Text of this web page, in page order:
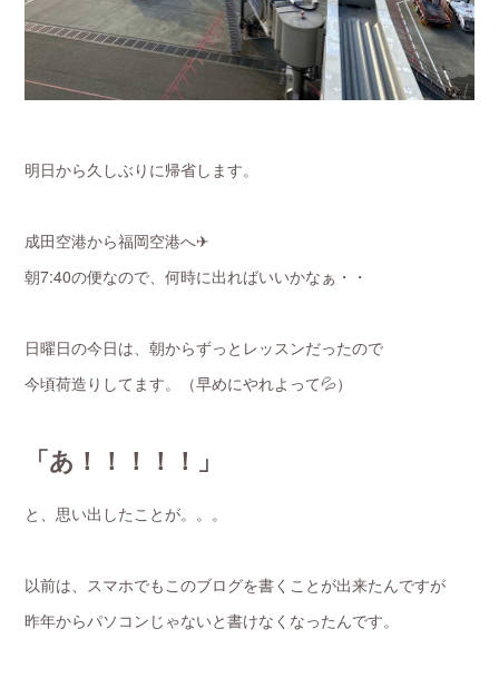
明日から久しぶりに帰省します。
成田空港から福岡空港へ✈
朝7:40の便なので、何時に出ればいいかなぁ・・
日曜日の今日は、朝からずっとレッスンだったので
今頃荷造りしてます。（早めにやれよって💦）
「あ！！！！！」
と、思い出したことが。。。
以前は、スマホでもこのブログを書くことが出来たんですが
昨年からパソコンじゃないと書けなくなったんです。